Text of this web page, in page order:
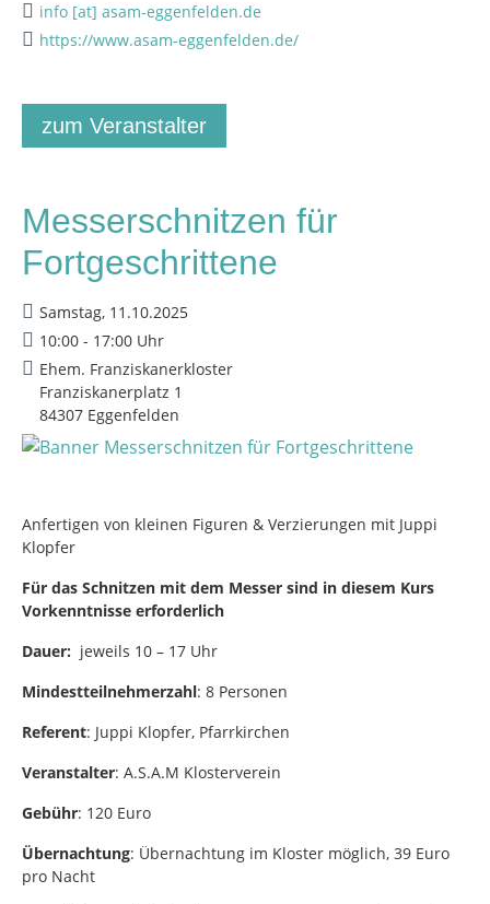
info [at] asam-eggenfelden.de
https://www.asam-eggenfelden.de/
zum Veranstalter
Messerschnitzen für
Fortgeschrittene
Samstag, 11.10.2025
10:00 - 17:00 Uhr
Ehem. Franziskanerkloster
Franziskanerplatz 1
84307 Eggenfelden
Anfertigen von kleinen Figuren & Verzierungen mit Juppi
Klopfer
Für das Schnitzen mit dem Messer sind in diesem Kurs
Vorkenntnisse erforderlich
Dauer: jeweils 10 – 17 Uhr
Mindestteilnehmerzahl: 8 Personen
Referent: Juppi Klopfer, Pfarrkirchen
Veranstalter: A.S.A.M Klosterverein
Gebühr: 120 Euro
Übernachtung: Übernachtung im Kloster möglich, 39 Euro
pro Nacht